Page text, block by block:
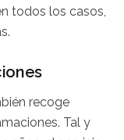
todos los casos,
recoge
Tal y